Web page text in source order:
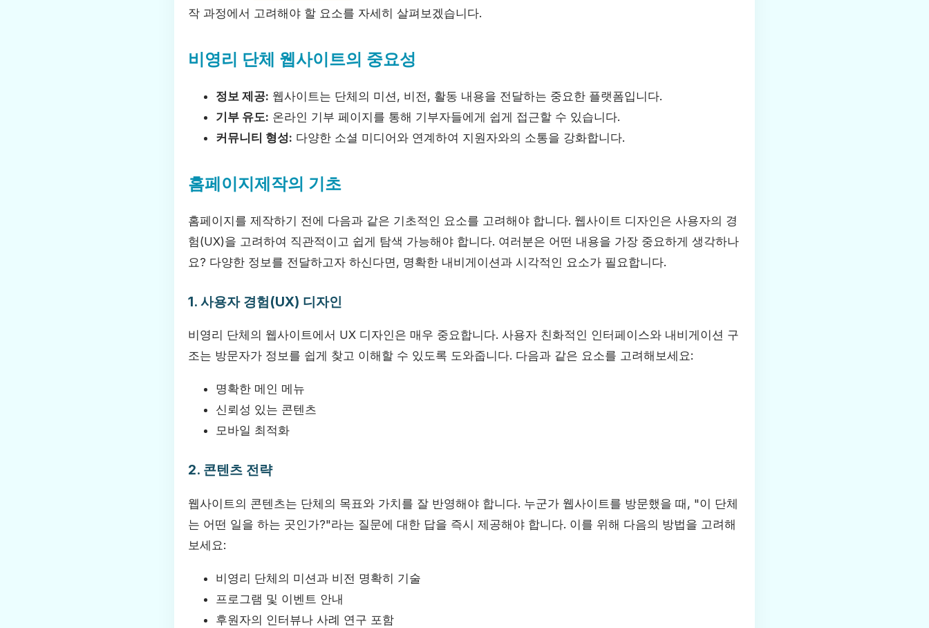
작 과정에서 고려해야 할 요소를 자세히 살펴보겠습니다.
비영리 단체 웹사이트의 중요성
정보 제공: 웹사이트는 단체의 미션, 비전, 활동 내용을 전달하는 중요한 플랫폼입니다.
기부 유도: 온라인 기부 페이지를 통해 기부자들에게 쉽게 접근할 수 있습니다.
커뮤니티 형성: 다양한 소셜 미디어와 연계하여 지원자와의 소통을 강화합니다.
홈페이지제작의 기초
홈페이지를 제작하기 전에 다음과 같은 기초적인 요소를 고려해야 합니다. 웹사이트 디자인은 사용자의 경
험(UX)을 고려하여 직관적이고 쉽게 탐색 가능해야 합니다. 여러분은 어떤 내용을 가장 중요하게 생각하나
요? 다양한 정보를 전달하고자 하신다면, 명확한 내비게이션과 시각적인 요소가 필요합니다.
1. 사용자 경험(UX) 디자인
비영리 단체의 웹사이트에서 UX 디자인은 매우 중요합니다. 사용자 친화적인 인터페이스와 내비게이션 구
조는 방문자가 정보를 쉽게 찾고 이해할 수 있도록 도와줍니다. 다음과 같은 요소를 고려해보세요:
명확한 메인 메뉴
신뢰성 있는 콘텐츠
모바일 최적화
2. 콘텐츠 전략
웹사이트의 콘텐츠는 단체의 목표와 가치를 잘 반영해야 합니다. 누군가 웹사이트를 방문했을 때, "이 단체
는 어떤 일을 하는 곳인가?"라는 질문에 대한 답을 즉시 제공해야 합니다. 이를 위해 다음의 방법을 고려해
보세요:
비영리 단체의 미션과 비전 명확히 기술
프로그램 및 이벤트 안내
후원자의 인터뷰나 사례 연구 포함